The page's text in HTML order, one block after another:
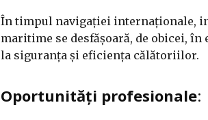
În timpul navigației internaționale,
maritime se desfășoară, de obicei,
la siguranța și eficiența călătoriilor.
Oportunități profesionale: